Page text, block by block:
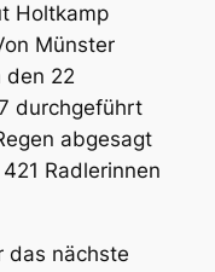
Holtkamp
Münster
den 22
durchgeführt
abgesagt
Radlerinnen
das nächste